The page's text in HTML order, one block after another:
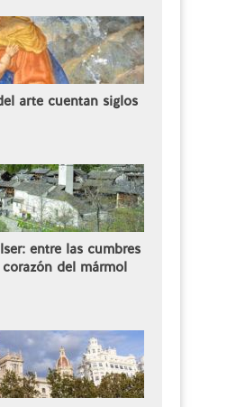
arte cuentan siglos
entre las cumbres
del mármol